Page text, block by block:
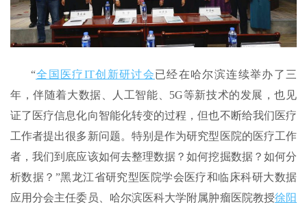
“全国医疗IT创新研讨会已经在哈尔滨连续举办了三
年，伴随着大数据、人工智能、5G等新技术的发展，也见
证了医疗信息化向智能化转变的过程，但也不断给我们医疗
工作者提出很多新问题。特别是作为研究型医院的医疗工作
者，我们到底应该如何去整理数据？如何挖掘数据？如何分
析数据？”黑龙江省研究型医院学会医疗和临床科研大数据
应用分会主任委员、哈尔滨医科大学附属肿瘤医院教授徐阳